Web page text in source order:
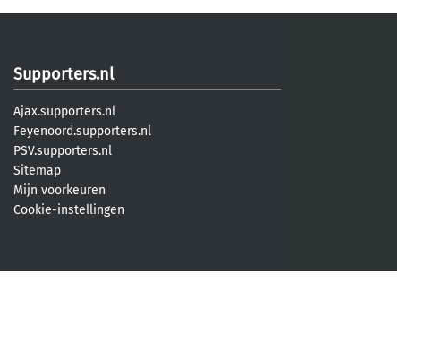
Supporters.nl
Ajax.supporters.nl
Feyenoord.supporters.nl
PSV.supporters.nl
Sitemap
Mijn voorkeuren
Cookie-instellingen